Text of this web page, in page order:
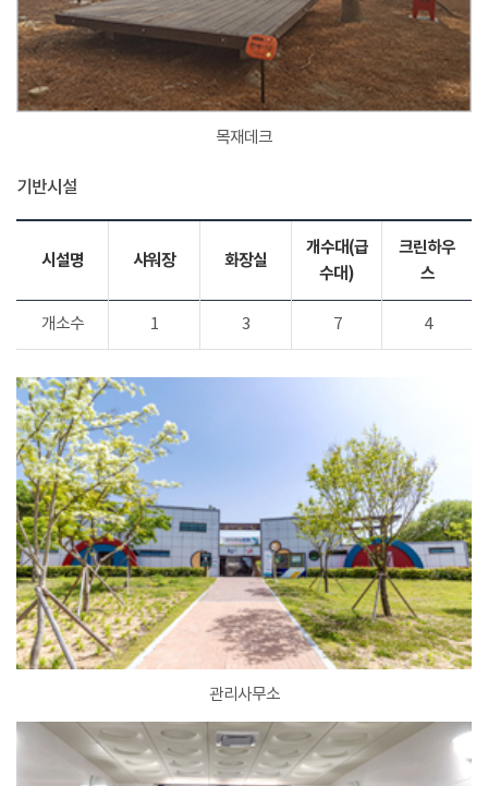
목재데크
기반시설
시설명 샤워장 화장실
개수대(급
수대)
크린하우
스
개소수 1 3 7 4
관리사무소